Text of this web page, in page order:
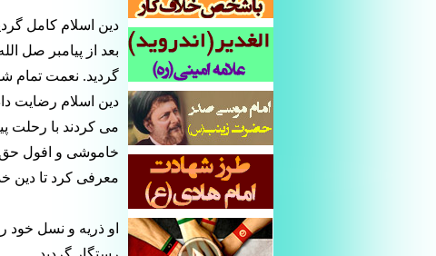
دین اسلام کامل
بعد از پیامبر صل
گردید. نعمت تمام
دین اسلام رضایت
می کردند با رحلت
خاموشی و افول حق
معرفی کرد تا دین
او ذریه و نسل خود